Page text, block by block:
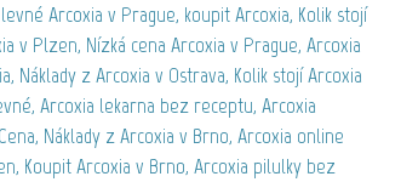
Arcoxia v Prague, koupit Arcoxia, Kolik stojí
v Plzen, Nízká cena Arcoxia v Prague, Arcoxia
Náklady z Arcoxia v Ostrava, Kolik stojí Arcoxia
Arcoxia lekarna bez receptu, Arcoxia
Náklady z Arcoxia v Brno, Arcoxia online
Koupit Arcoxia v Brno, Arcoxia pilulky bez